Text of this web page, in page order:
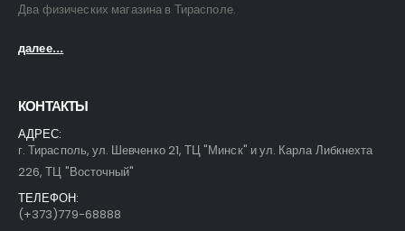
Два физических магазина в Тирасполе.
далее...
КОНТАКТЫ
АДРЕС:
г. Тирасполь, ул. Шевченко 21, ТЦ "Минск" и ул. Карла Либкнехта
226, ТЦ "Восточный"
ТЕЛЕФОН:
(+373)779-68888